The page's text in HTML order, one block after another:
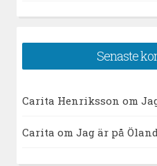
Senaste
Carita Henriksson om
Carita om Jag är på Öland